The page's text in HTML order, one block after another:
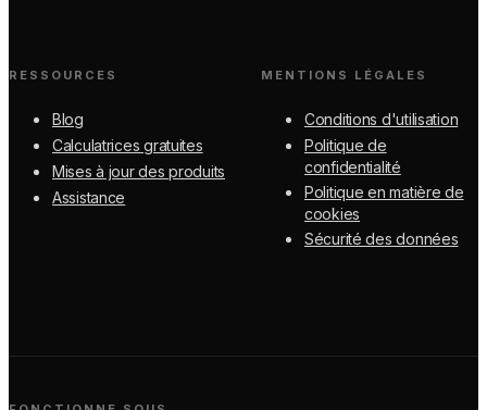
RESSOURCES
Blog
Calculatrices gratuites
Mises à jour des produits
Assistance
MENTIONS LÉGALES
Conditions d'utilisation
Politique de
confidentialité
Politique en matière de
cookies
Sécurité des données